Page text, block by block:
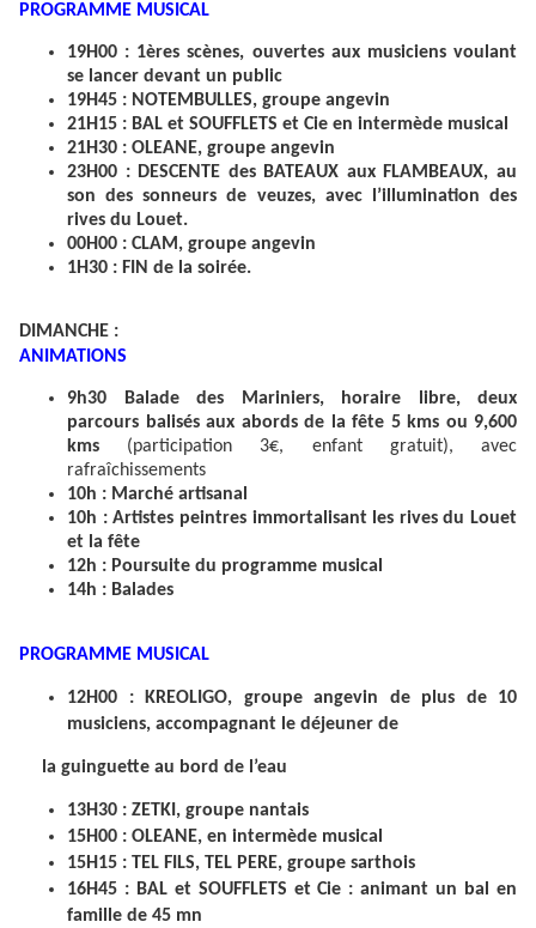
PROGRAMME MUSICAL
19H00 : 1ères scènes, ouvertes aux musiciens voulant
se lancer devant un public
19H45 : NOTEMBULLES, groupe angevin
21H15 : BAL et SOUFFLETS et Cie en intermède musical
21H30 : OLEANE, groupe angevin
23H00 : DESCENTE des BATEAUX aux FLAMBEAUX, au
son des sonneurs de veuzes, avec l’illumination des
rives du Louet.
00H00 : CLAM, groupe angevin
1H30 : FIN de la soirée.
DIMANCHE :
ANIMATIONS
9h30 Balade des Mariniers, horaire libre, deux
parcours balisés aux abords de la fête 5 kms ou 9,600
kms (participation 3€, enfant gratuit), avec
rafraîchissements
10h : Marché artisanal
10h : Artistes peintres immortalisant les rives du Louet
et la fête
12h : Poursuite du programme musical
14h : Balades
PROGRAMME MUSICAL
12H00 : KREOLIGO, groupe angevin de plus de 10
musiciens, accompagnant le déjeuner de
la guinguette au bord de l’eau
13H30 : ZETKI, groupe nantais
15H00 : OLEANE, en intermède musical
15H15 : TEL FILS, TEL PERE, groupe sarthois
16H45 : BAL et SOUFFLETS et Cie : animant un bal en
famille de 45 mn